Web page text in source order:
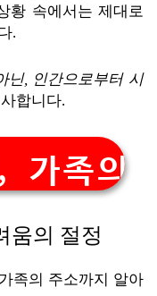
황 속에서는 제대로
.
닌, 인간으로부터 시
합니다.
가족의
움의 절정
족의 주소까지 알아